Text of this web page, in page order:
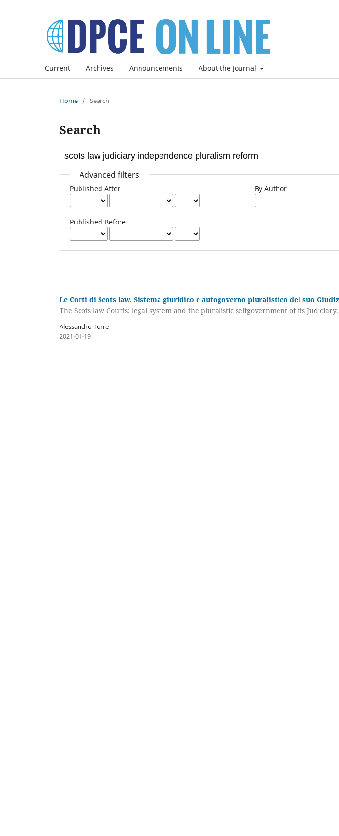
Current Archives Announcements About the Journal
Home / Search
Search
Advanced filters
Published After
Published Before
By Author
Le Corti di Scots law. Sistema giuridico e autogoverno pluralistico del suo
The Scots law Courts: legal system and the pluralistic selfgovernment of its Judiciary.
Alessandro Torre
2021-01-19